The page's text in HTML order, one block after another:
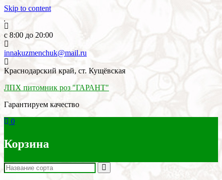
Skip to content
c 8:00 до 20:00
innakuzmenchuk@mail.ru
Краснодарский край, ст. Кущёвская
ЛПХ питомник роз "ГАРАНТ"
Гарантируем качество
0
Корзина